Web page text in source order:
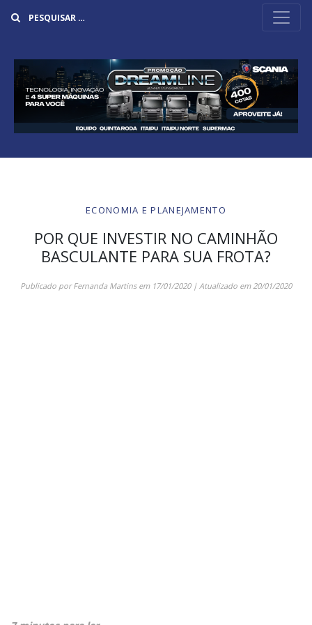
ECONOMIA E PLANEJAMENTO
POR QUE INVESTIR NO CAMINHÃO
BASCULANTE PARA SUA FROTA?
Publicado porFernanda Martinsem 17/01/2020| Atualizado em20/01/2020